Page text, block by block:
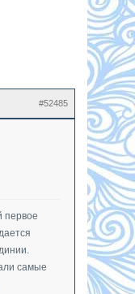
#52485
первое
самые